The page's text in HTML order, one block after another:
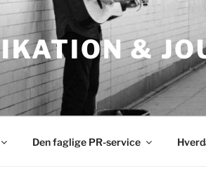
&
Den faglige PR-service